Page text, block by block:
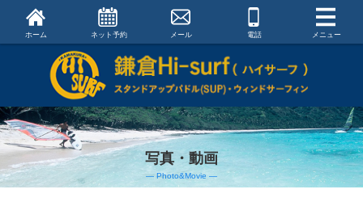
ホーム ネット予約 メール 電話 メニュー
写真・動画
― Photo&Movie ―